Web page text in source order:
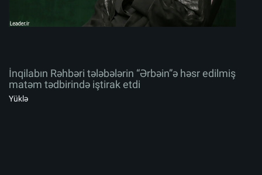
İnqilabın Rəhbəri tələbələrin “Ərbəin”ə həsr edilmiş
matəm tədbirində iştirak etdi
Yüklə